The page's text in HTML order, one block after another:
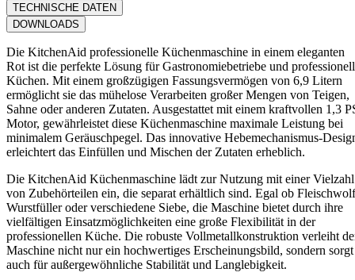
TECHNISCHE DATEN
DOWNLOADS
Die KitchenAid professionelle Küchenmaschine in einem eleganten
Rot ist die perfekte Lösung für Gastronomiebetriebe und
Küchen. Mit einem großzügigen Fassungsvermögen von 6,9 Litern
ermöglicht sie das mühelose Verarbeiten großer Mengen von Teigen,
Sahne oder anderen Zutaten. Ausgestattet mit einem kraftvollen 1,3
Motor, gewährleistet diese Küchenmaschine maximale Leistung bei
minimalem Geräuschpegel. Das innovative Hebemechanismus-
erleichtert das Einfüllen und Mischen der Zutaten erheblich.
Die KitchenAid Küchenmaschine lädt zur Nutzung mit einer Vielzahl
von Zubehörteilen ein, die separat erhältlich sind. Egal ob
Wurstfüller oder verschiedene Siebe, die Maschine bietet durch ihre
vielfältigen Einsatzmöglichkeiten eine große Flexibilität in der
professionellen Küche. Die robuste Vollmetallkonstruktion verleiht
Maschine nicht nur ein hochwertiges Erscheinungsbild, sondern sorgt
auch für außergewöhnliche Stabilität und Langlebigkeit.